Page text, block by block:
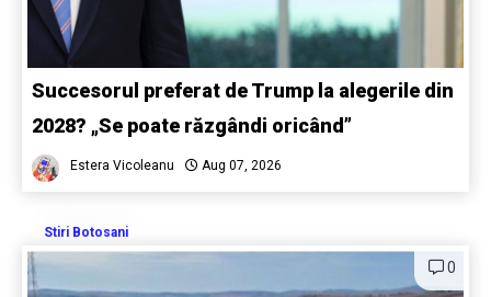
Succesorul preferat de Trump la alegerile din
2028? „Se poate răzgândi oricând”
Estera Vicoleanu Aug 07, 2026
Stiri Botosani
0